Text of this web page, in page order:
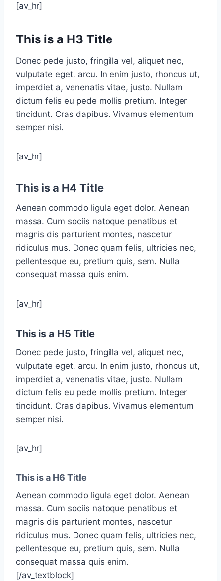
[av_hr]
This is a H3 Title
Donec pede justo, fringilla vel, aliquet nec,
vulputate eget, arcu. In enim justo, rhoncus ut,
imperdiet a, venenatis vitae, justo. Nullam
dictum felis eu pede mollis pretium. Integer
tincidunt. Cras dapibus. Vivamus elementum
semper nisi.
[av_hr]
This is a H4 Title
Aenean commodo ligula eget dolor. Aenean
massa. Cum sociis natoque penatibus et
magnis dis parturient montes, nascetur
ridiculus mus. Donec quam felis, ultricies nec,
pellentesque eu, pretium quis, sem. Nulla
consequat massa quis enim.
[av_hr]
This is a H5 Title
Donec pede justo, fringilla vel, aliquet nec,
vulputate eget, arcu. In enim justo, rhoncus ut,
imperdiet a, venenatis vitae, justo. Nullam
dictum felis eu pede mollis pretium. Integer
tincidunt. Cras dapibus. Vivamus elementum
semper nisi.
[av_hr]
This is a H6 Title
Aenean commodo ligula eget dolor. Aenean
massa. Cum sociis natoque penatibus et
magnis dis parturient montes, nascetur
ridiculus mus. Donec quam felis, ultricies nec,
pellentesque eu, pretium quis, sem. Nulla
consequat massa quis enim.
[/av_textblock]